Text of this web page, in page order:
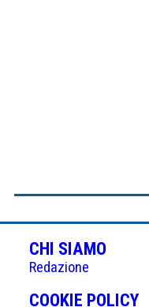
CHI SIAMO
Redazione
COOKIE POLICY